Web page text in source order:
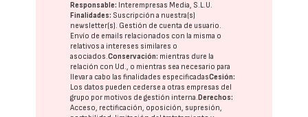
Responsable: Interempresas Media, S.L.U.
Finalidades: Suscripción a nuestra(s)
newsletter(s). Gestión de cuenta de usuario.
Envío de emails relacionados con la misma o
relativos a intereses similares o
asociados.Conservación: mientras dure la
relación con Ud., o mientras sea necesario para
llevar a cabo las finalidades especificadasCesión:
Los datos pueden cederse a otras empresas del
grupo por motivos de gestión interna. Derechos:
Acceso, rectificación, oposición, supresión,